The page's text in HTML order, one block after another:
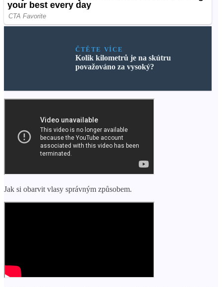
ČTĚTE VÍCE
Kolik kilometrů je na skútru
považováno za vysoký?
Jak si obarvit vlasy správným způsobem.